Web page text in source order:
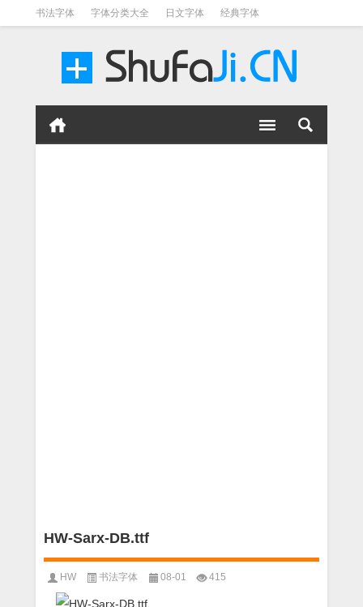
书法字体 字体分类大全 日文字体 经典字体
HW-Sarx-DB.ttf
HW 书法字体 08-01 415